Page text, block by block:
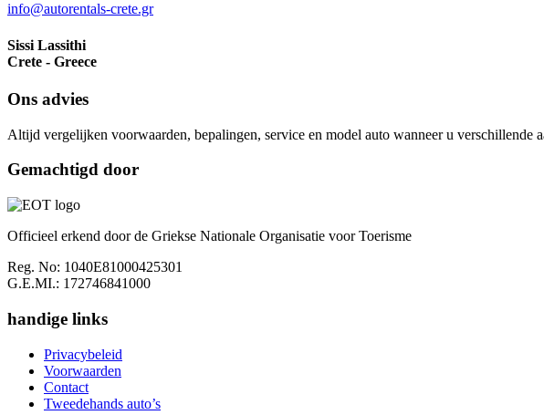
info@autorentals-crete.gr
Sissi Lassithi
Crete - Greece
Ons advies
Altijd vergelijken voorwaarden, bepalingen, service en model auto wanneer u verschillende
Gemachtigd door
Officieel erkend door de Griekse Nationale Organisatie voor Toerisme
Reg. No: 1040E81000425301
G.E.MI.: 172746841000
handige links
Privacybeleid
Voorwaarden
Contact
Tweedehands auto’s